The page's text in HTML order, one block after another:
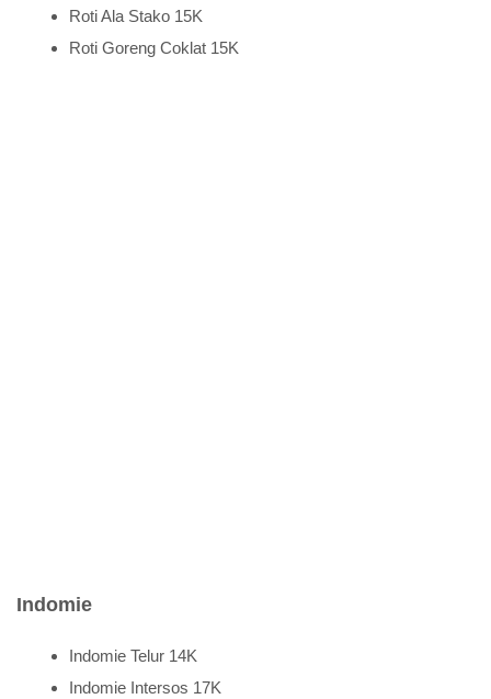
Roti Ala Stako 15K
Roti Goreng Coklat 15K
Indomie
Indomie Telur 14K
Indomie Intersos 17K